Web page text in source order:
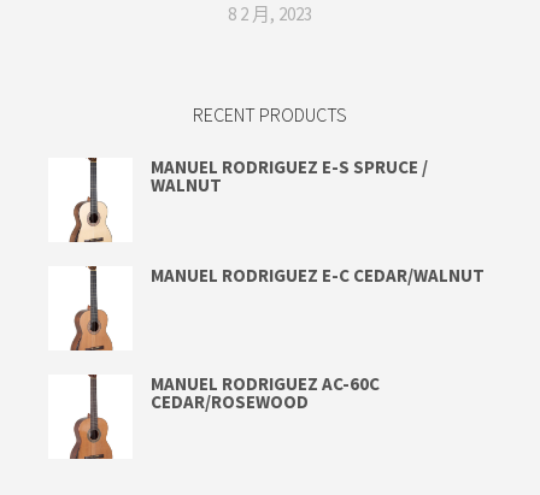
8 2 月, 2023
RECENT PRODUCTS
MANUEL RODRIGUEZ E-S SPRUCE /
WALNUT
MANUEL RODRIGUEZ E-C CEDAR/WALNUT
MANUEL RODRIGUEZ AC-60C
CEDAR/ROSEWOOD